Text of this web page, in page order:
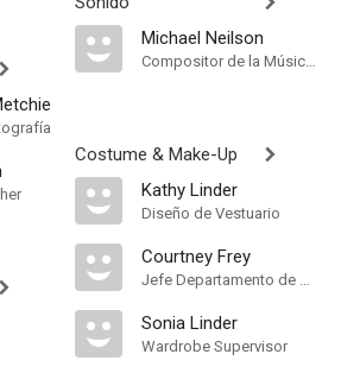
Michael Neilson
Compositor de la Música Original
Costume & Make-Up
Kathy Linder
Diseño de Vestuario
Courtney Frey
Jefe Departamento de Maquillaje
Sonia Linder
Wardrobe Supervisor